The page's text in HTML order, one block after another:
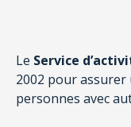
Le Service
2002 pour
personnes avec